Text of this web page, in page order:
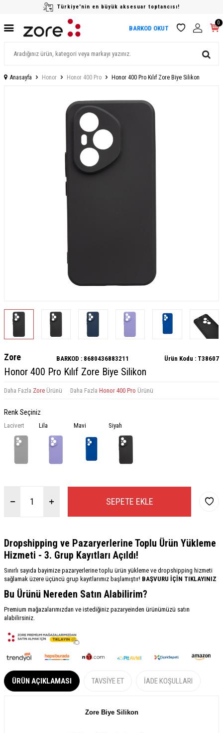
Türkiye'nin en büyük aksesuar toptancısı!
BARKOD OKUT
0
Anasayfa Honor Honor 400 Pro Honor 400 Pro Kılıf Zore Biye Silikon
Zore BARKOD : 8680436883211 Ürün Kodu : T38607
Honor 400 Pro Kılıf Zore Biye Silikon
Daha Fazla Zore Ürünü Daha Fazla Honor 400 Pro Ürünü
Renk Seçiniz
Lacivert Lila Mavi Siyah
SEPETE EKLE
Dropshipping ve Pazaryerlerine Toplu Ürün Yükleme
Hizmeti - 3. Grup Kayıtları Açıldı!
Sınırlı sayıda bayimize pazaryerlerine toplu ürün yükleme ve dropshipping hizmeti
sağlamak üzere üçüncü grup kayıtlarımız başlamıştır! BAŞVURU İÇİN TIKLAYINIZ
Bu Ürünü Nereden Satın Alabilirim?
Premium mağazalarımızdan ve istediğiniz pazaryeinden ürünümüzü satın
alabilirsiniz.
ÜRÜN AÇIKLAMASI TAVSIYE ET İADE KOŞULLARI
Zore Biye Silikon